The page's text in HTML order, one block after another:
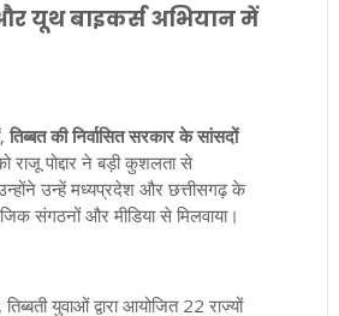
यूथ बाइकर्स अभियान में
,तिब्बत की निर्वासित सरकार के सांसदों
राजू पोद्दार ने बड़ी कुशलता से
उन्हें मध्यप्रदेश और छत्तीसगढ़ के
संगठनों और मीडिया से मिलवाया।
तिब्बती युवाओं द्वारा आयोजित 22 राज्यों